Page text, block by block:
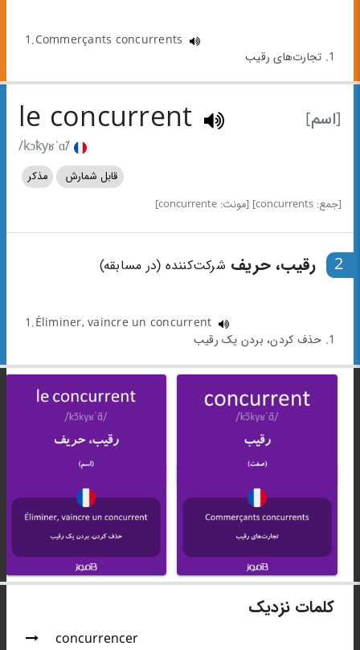
1.Commerçants concurrents
1. تجارت‌های رقیب
[اسم] le concurrent
/kɔ̃kyʁˈɑ̃/
قابل شمارش
مذکر
[جمع: concurrents]
[مونث: concurrente]
2 رقیب، حریف شرکت‌کننده (در مسابقه)
1.Éliminer, vaincre un concurrent
1. حذف کردن، بردن یک رقیب
کلمات نزدیک
concurrencer